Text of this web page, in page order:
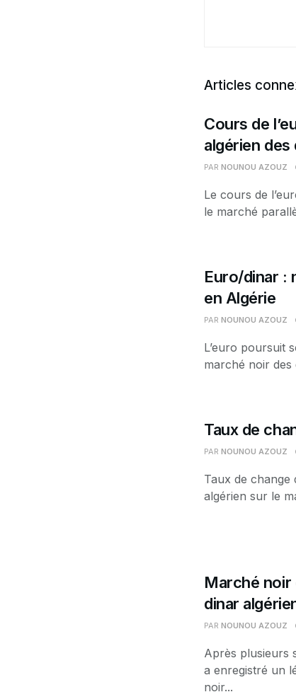
Articles
Cours de
algérien des
PAR NOUNOU AZOUZ
Le cours de
le marché
Euro/dinar :
en Algérie
PAR NOUNOU AZOUZ
L’euro poursuit
marché noir des
Taux de
PAR NOUNOU AZOUZ
Taux de change
algérien sur le
Marché noir
dinar
PAR NOUNOU AZOUZ
Après plusieurs
a enregistré un
noir...